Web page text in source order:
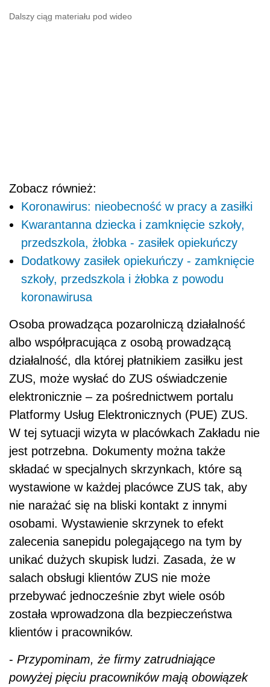
Dalszy ciąg materiału pod wideo
Zobacz również:
Koronawirus: nieobecność w pracy a zasiłki
Kwarantanna dziecka i zamknięcie szkoły,
przedszkola, żłobka - zasiłek opiekuńczy
Dodatkowy zasiłek opiekuńczy - zamknięcie
szkoły, przedszkola i żłobka z powodu
koronawirusa
Osoba prowadząca pozarolniczą działalność
albo współpracująca z osobą prowadzącą
działalność, dla której płatnikiem zasiłku jest
ZUS, może wysłać do ZUS oświadczenie
elektronicznie – za pośrednictwem portalu
Platformy Usług Elektronicznych (PUE) ZUS.
W tej sytuacji wizyta w placówkach Zakładu nie
jest potrzebna. Dokumenty można także
składać w specjalnych skrzynkach, które są
wystawione w każdej placówce ZUS tak, aby
nie narażać się na bliski kontakt z innymi
osobami. Wystawienie skrzynek to efekt
zalecenia sanepidu polegającego na tym by
unikać dużych skupisk ludzi. Zasada, że w
salach obsługi klientów ZUS nie może
przebywać jednocześnie zbyt wiele osób
została wprowadzona dla bezpieczeństwa
klientów i pracowników.
- Przypominam, że firmy zatrudniające
powyżej pięciu pracowników mają obowiązek